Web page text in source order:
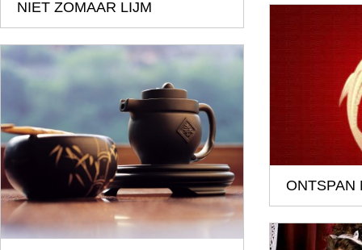
NIET ZOMAAR LIJM
ONTSPAN